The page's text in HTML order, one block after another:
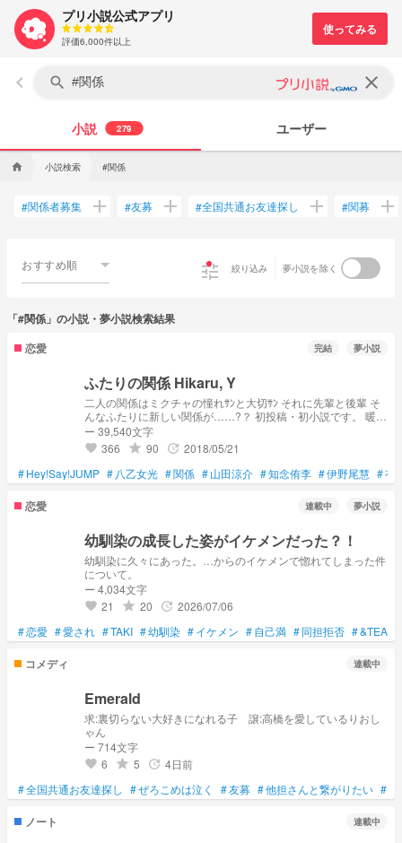
プリ小説公式アプリ
評価6,000件以上
keyboard_arrow_left search clear
小説 279 ユーザー
home 小説検索 #関係
#関係者募集 add #友募 add #全国共通お友達探し add #関募 add
おすすめ順 tune 絞り込み 夢小説を除く
「#関係」の小説・夢小説検索結果
恋愛
完結 夢小説
ふたりの関係 Hikaru, Y
二人の関係はミクチャの憧れｻﾝと大切ｻﾝ それに先輩と後輩 そ
んなふたりに新しい関係が……?？ 初投稿・初小説です。 暖か
い目で見守ってください。 Hey!Say!JUMPｻﾝの名前をお借りし
ています。 作者の勝手な妄想です。 本人様方とは一切関係あ
りません。 お気に入り登録 ありがとうございます💕💕
ー 39,540文字
favorite 366 grade 90 update 2018/05/21
#Hey!Say!JUMP # 八乙女光 #関係 #山田涼介 #知念侑李 #伊野尾慧 #有
恋愛 連載中 夢小説
幼馴染の成長した姿がイケメンだった？！
幼馴染に久々にあった。…からのイケメンで惚れてしまった件
について。
ー 4,034文字
favorite 21 grade 20 update 2026/07/06
#恋愛 #愛され #TAKI #幼馴染 #イケメン #自己満 #同担拒否 #&TEAM
コメディ 連載中
Emerald
求:裏切らない大好きになれる子 譲:高橋を愛しているりおし
ゃん
ー 714文字
favorite 6 grade 5 update 4日前
#全国共通お友達探し #ぜろこめは泣く #友募 #他担さんと繋がりたい #
ノート 連載中